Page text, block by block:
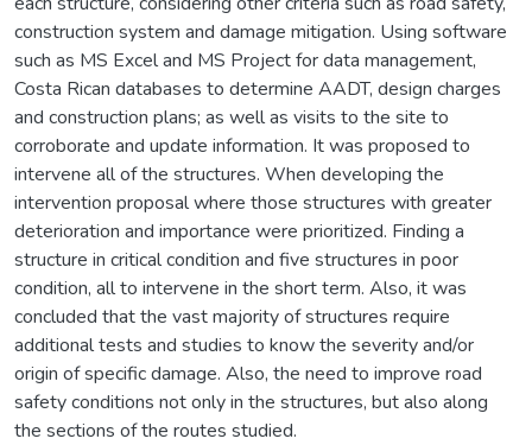
construction system and damage mitigation. Using software
such as MS Excel and MS Project for data management,
Costa Rican databases to determine AADT, design charges
and construction plans; as well as visits to the site to
corroborate and update information. It was proposed to
intervene all of the structures. When developing the
intervention proposal where those structures with greater
deterioration and importance were prioritized. Finding a
structure in critical condition and five structures in poor
condition, all to intervene in the short term. Also, it was
concluded that the vast majority of structures require
additional tests and studies to know the severity and/or
origin of specific damage. Also, the need to improve road
safety conditions not only in the structures, but also along
the sections of the routes studied.